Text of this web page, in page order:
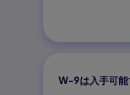
W-9は入手可能